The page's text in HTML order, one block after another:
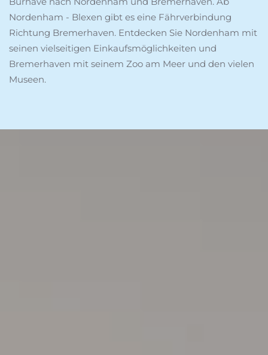
Nordenham - Blexen gibt es eine Fährverbindung
Richtung Bremerhaven. Entdecken Sie Nordenham mit
seinen vielseitigen Einkaufsmöglichkeiten und
Bremerhaven mit seinem Zoo am Meer und den vielen
Museen.